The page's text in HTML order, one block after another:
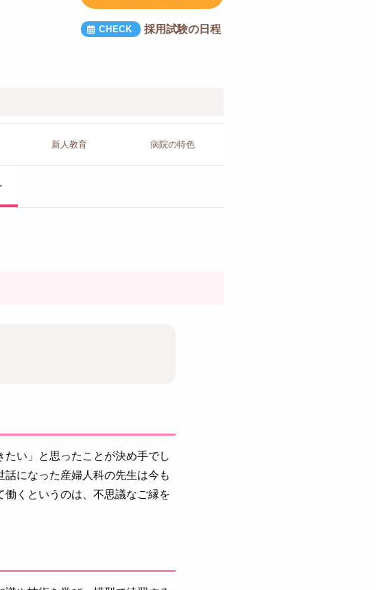
採用試験の日程
新人教育 病院の特色
い」と思ったことが決め手でし
になった産婦人科の先生は今も
くというのは、不思議なご縁を